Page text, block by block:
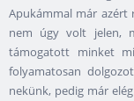
Apukámmal már azért
nem úgy volt jelen,
támogatott minket
folyamatosan
nekünk, pedig már